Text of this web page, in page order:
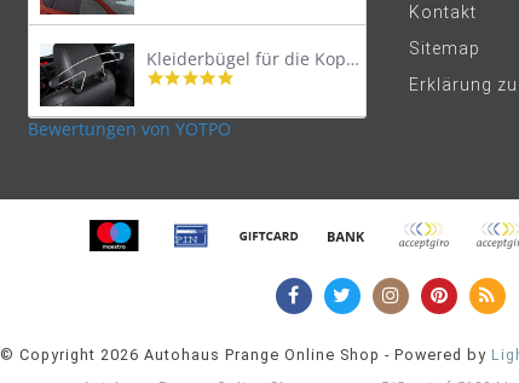
rating
Kleiderbügel für die Kopfstütze
4.9
rating
Bewertungen von YOTPO
Kontakt
Sitemap
Erklärung
© Copyright 2026 Autohaus Prange Online Shop - Powered by